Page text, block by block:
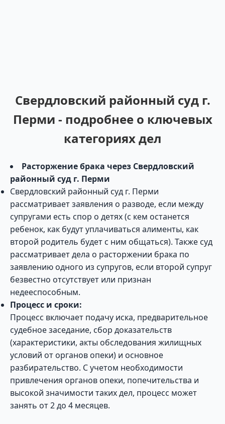
Свердловский районный суд г.
Перми - подробнее о ключевых
категориях дел
Расторжение брака через Свердловский
районный суд г. Перми
Свердловский районный суд г. Перми
рассматривает заявления о разводе, если между
супругами есть спор о детях (с кем останется
ребенок, как будут уплачиваться алименты, как
второй родитель будет с ним общаться). Также суд
рассматривает дела о расторжении брака по
заявлению одного из супругов, если второй супруг
безвестно отсутствует или признан
недееспособным.
Процесс и сроки:
Процесс включает подачу иска, предварительное
судебное заседание, сбор доказательств
(характеристики, акты обследования жилищных
условий от органов опеки) и основное
разбирательство. С учетом необходимости
привлечения органов опеки, попечительства и
высокой значимости таких дел, процесс может
занять от 2 до 4 месяцев.